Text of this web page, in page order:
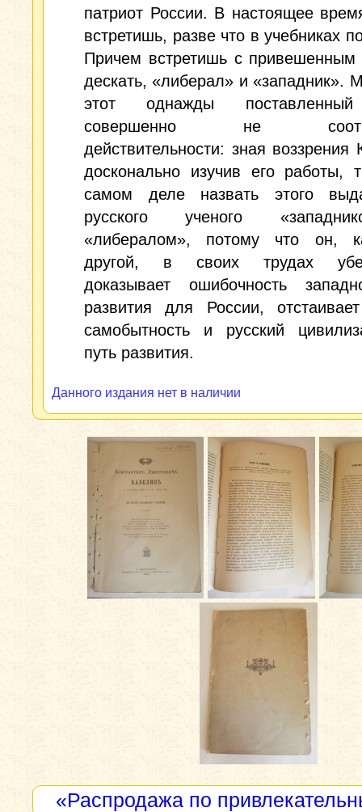
патриот России. В настоящее
встретишь, разве что в учебниках
Причем встретишь с привешенным
дескать, «либерал» и «западник».
этот однажды
совершенно не
действительности: зная воззрения
досконально изучив его работы,
самом деле назвать этого
русского ученого
«либералом», потому что он,
другой, в своих трудах
доказывает ошибочность
развития для России,
самобытность и русский
путь развития.
Данного издания нет в наличии
«Распродажа по